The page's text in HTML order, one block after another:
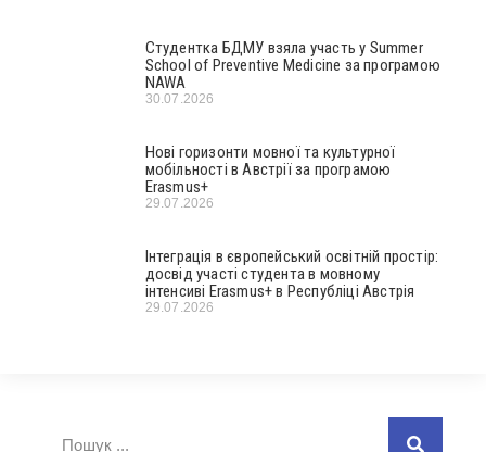
Студентка БДМУ взяла участь у Summer
School of Preventive Medicine за програмою
NAWA
30.07.2026
Нові горизонти мовної та культурної
мобільності в Австрії за програмою
Erasmus+
29.07.2026
Інтеграція в європейський освітній простір:
досвід участі студента в мовному
інтенсиві Erasmus+ в Республіці Австрія
29.07.2026